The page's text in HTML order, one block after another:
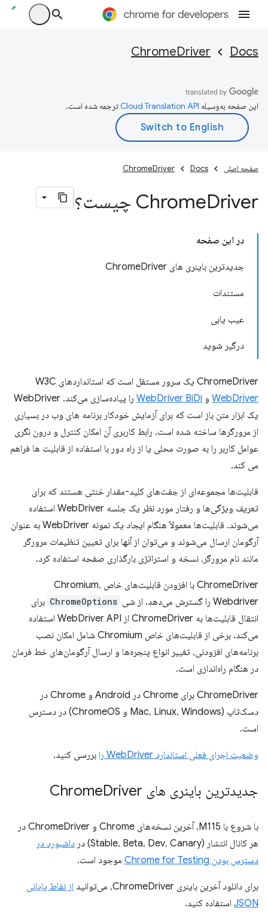
Docs
ChromeDriver
این صفحه به‌وسیله ترجمه شده است.
صفحه اصلی Docs
ChromeDriver
ChromeDriver چیست؟
در این صفحه
جدیدترین باینری های ChromeDriver
مستندات
عیب یابی
درگیر شوید
ChromeDriver یک سرور مستقل است که استانداردهای W3C
WebDriver و WebDriver BiDi
را پیاده‌سازی می‌کند. WebDriver
یک ابزار متن باز است که برای آزمایش خودکار برنامه های وب در بسیاری
از مرورگرها ساخته شده است. رابط کاربری آن امکان کنترل و درون نگری
عوامل کاربر را به صورت محلی یا از راه دور با استفاده از قابلیت ها فراهم
می کند.
قابلیت‌ها مجموعه‌ای از جفت‌های کلید-مقدار خنثی هستند که برای
تعریف ویژگی‌ها و رفتار مورد نظر یک جلسه WebDriver استفاده
می‌شوند. قابلیت‌ها معمولاً هنگام ایجاد یک نمونه WebDriver به عنوان
آرگومان ارسال می‌شوند و می‌توان از آنها برای تعیین تنظیمات مرورگر
مانند نام مرورگر، نسخه و استراتژی بارگذاری صفحه استفاده کرد.
ChromeDriver با افزودن قابلیت‌های خاص Chromium،
Webdriver را گسترش می‌دهد. از شی
ChromeOptions برای
انتقال قابلیت‌ها به ChromeDriver از WebDriver API استفاده
می‌کند. برخی از قابلیت‌های خاص Chromium شامل امکان نصب
برنامه‌های افزودنی، تغییر انواع پنجره‌ها و ارسال آرگومان‌های خط فرمان
در هنگام راه‌اندازی است.
ChromeDriver برای Chrome در Android و Chrome در
دسک‌تاپ (Mac، Linux، Windows و ChromeOS) در دسترس
است.
وضعیت اجرای فعلی استاندارد WebDriver را بررسی کنید.
جدیدترین باینری های Chrome Driver
با شروع با M115، آخرین نسخه‌های Chrome و ChromeDriver در
هر کانال انتشار (Stable، Beta، Dev، Canary) در
داشبورد در
دسترس بودن Chrome for Testing
موجود است.
برای دانلود آخرین باینری ChromeDriver، می‌توانید
از نقاط پایانی
JSON استفاده کنید.